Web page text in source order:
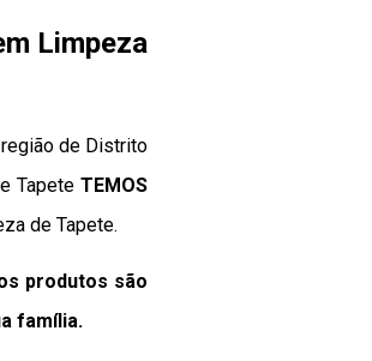
Limpeza
de Distrito
Tapete TEMOS
de Tapete.
produtos são
família.